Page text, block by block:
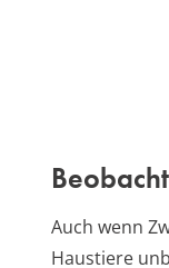
Auch wenn
Haustiere